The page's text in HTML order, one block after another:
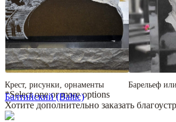
Крест, рисунки, орнаменты Барельеф
*Select one or more options
Хотите дополнительно заказать
Балтийский (Baltic)